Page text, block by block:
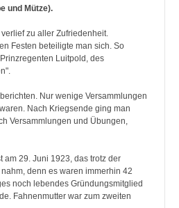
und Mütze).
zu aller Zufriedenheit.
Festen beteiligte man sich. So
Luitpold, des
Nur wenige Versammlungen
Nach Kriegsende ging man
Versammlungen und Übungen,
am 29. Juni 1923, das trotz der
denn es waren immerhin 42
noch lebendes Gründungsmitglied
Fahnenmutter war zum zweiten